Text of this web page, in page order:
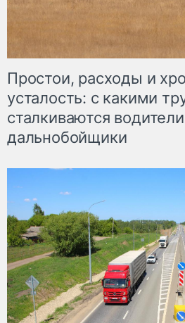
Простои, расходы и
усталость: с какими
сталкиваются
дальнобойщики